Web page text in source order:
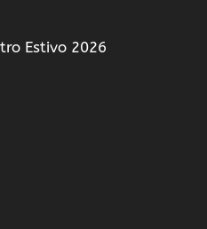
Estivo 2026